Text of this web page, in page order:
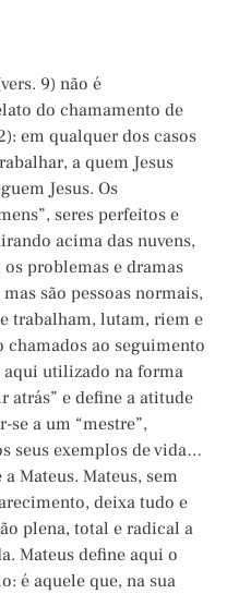
9) não é
do chamamento de
em qualquer dos casos
a quem Jesus
Jesus. Os
seres perfeitos e
acima das nuvens,
problemas e dramas
são pessoas normais,
trabalham, lutam, riem e
ao seguimento
aqui utilizado na forma
atrás” e define a atitude
a um “mestre”,
seus exemplos de vida…
Mateus. Mateus, sem
deixa tudo e
plena, total e radical a
Mateus define aqui o
é aquele que, na sua